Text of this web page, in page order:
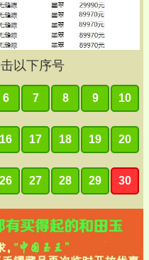
以下序号
6 7 8 9 10
16 17 18 19 20
26 27 28 29 30